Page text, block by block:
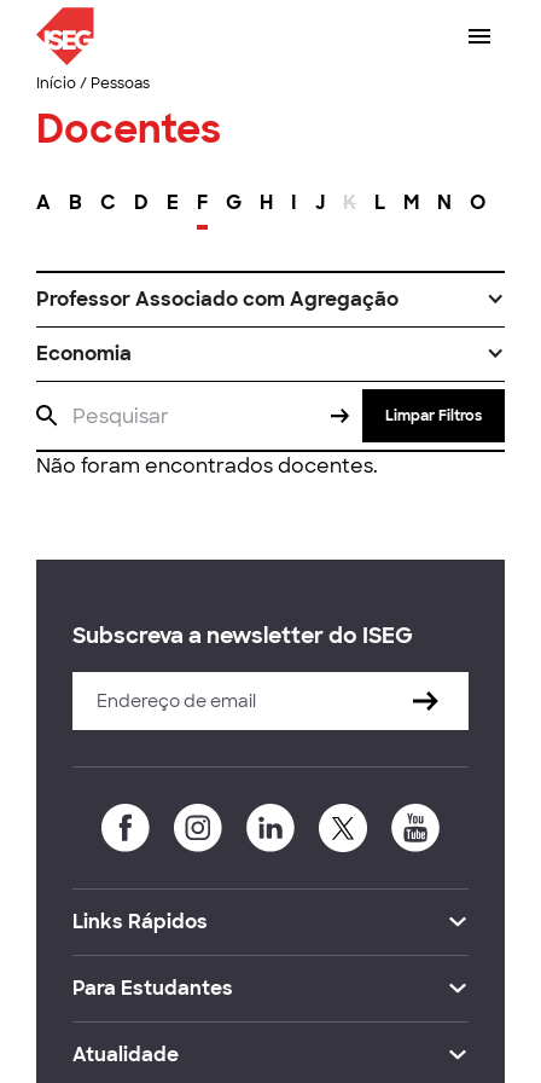
Início/ Pessoas
Docentes
A B C D E F G H I J K L M N O
Professor Associado com Agregação
Economia
Limpar Filtros
Não foram encontrados docentes.
Subscreva a newsletter do ISEG
Links Rápidos
Para Estudantes
Atualidade